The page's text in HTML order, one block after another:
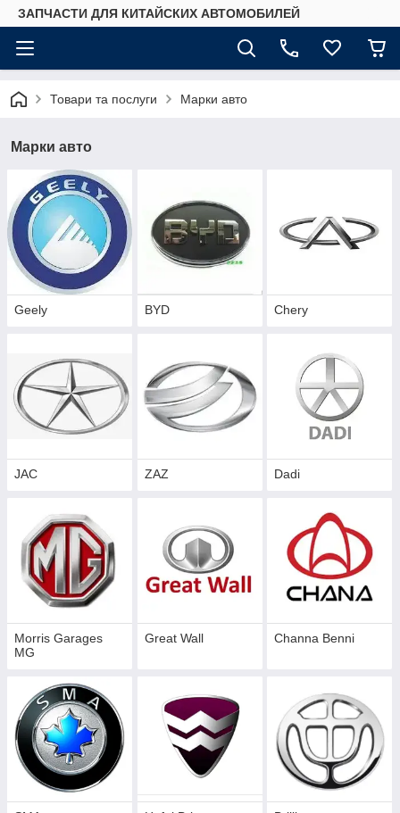
ЗАПЧАСТИ ДЛЯ КИТАЙСКИХ АВТОМОБИЛЕЙ
Товари та послуги Марки авто
Марки авто
Geely BYD Chery
JAC ZAZ Dadi
Morris Garages
MG
Great Wall Сhannа Benni